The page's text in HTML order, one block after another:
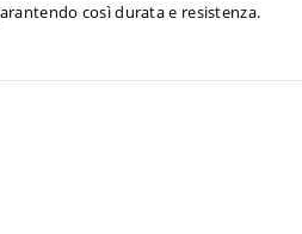
così durata e resistenza.